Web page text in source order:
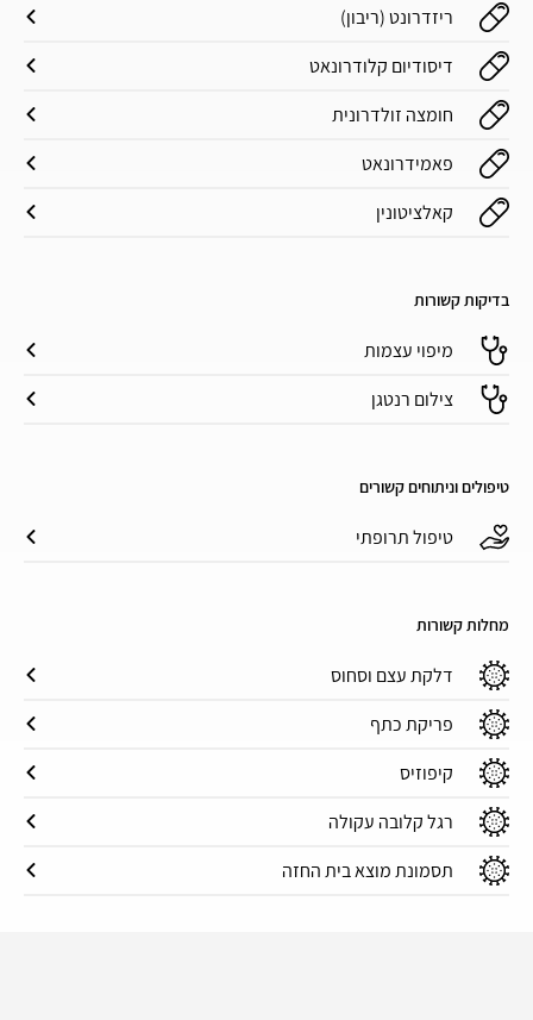
ריזדרונט (ריבון)
דיסודיום קלודרונאט
חומצה זולדרונית
פאמידרונאט
קאלציטונין
בדיקות קשורות
מיפוי עצמות
צילום רנטגן
טיפולים וניתוחים קשורים
טיפול תרופתי
מחלות קשורות
דלקת עצם וסחוס
פריקת כתף
קיפוזיס
רגל קלובה עקולה
תסמונת מוצא בית החזה